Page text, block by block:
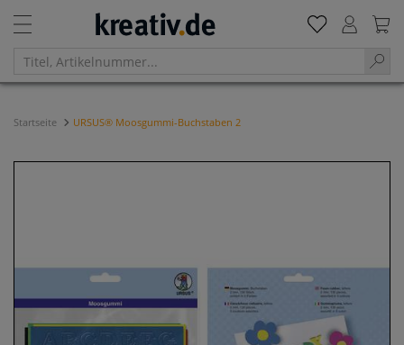
Startseite URSUS® Moosgummi-Buchstaben 2